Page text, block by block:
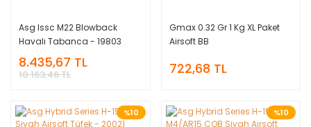
Asg Issc M22 Blowback
Havalı Tabanca - 19803
8.435,67 TL
10.163,46 TL
Gmax 0.32 Gr 1 Kg XL Paket
Airsoft BB
722,68 TL
%10 %10